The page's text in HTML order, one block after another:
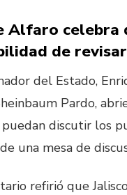
Alfaro celebra
de
del Estado,
Pardo,
discutir los
una mesa de
refirió que